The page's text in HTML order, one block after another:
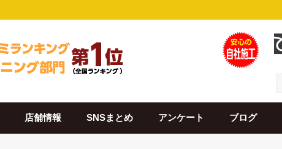
店舗情報 SNSまとめ アンケート ブログ